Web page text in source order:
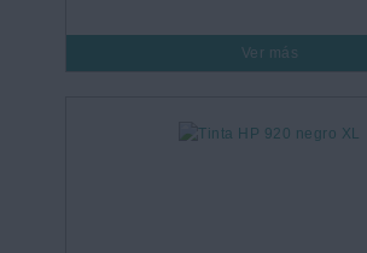
Ver más